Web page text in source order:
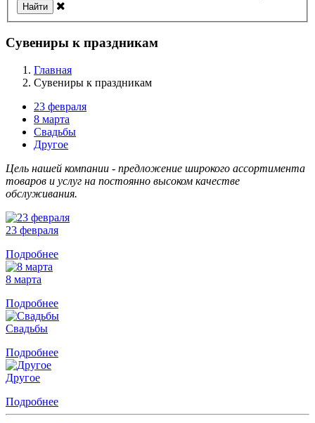
Найти
Сувениры к праздникам
Главная
Сувениры к праздникам
23 февраля
8 марта
Свадьбы
Другое
Цель нашей компании - предложение широкого ассортимента
товаров и услуг на постоянно высоком качестве
обслуживания.
23 февраля
Подробнее
8 марта
Подробнее
Свадьбы
Подробнее
Другое
Подробнее